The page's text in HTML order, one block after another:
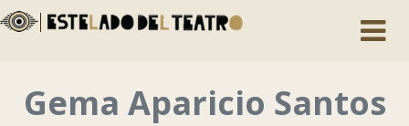
Toggle
Gema Aparicio Santos